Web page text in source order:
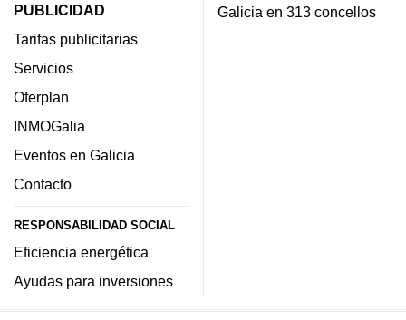
PUBLICIDAD
Tarifas publicitarias
Servicios
Oferplan
INMOGalia
Eventos en Galicia
Contacto
RESPONSABILIDAD SOCIAL
Eficiencia energética
Ayudas para inversiones
Galicia en 313 concellos